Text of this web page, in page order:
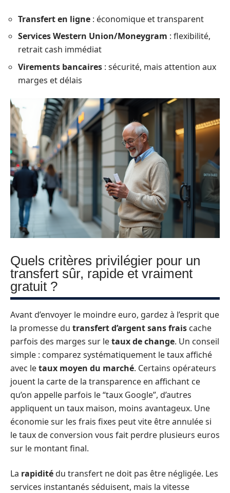
Transfert en ligne : économique et transparent
Services Western Union/Moneygram : flexibilité,
retrait cash immédiat
Virements bancaires : sécurité, mais attention aux
marges et délais
Quels critères privilégier pour un
transfert sûr, rapide et vraiment
gratuit ?
Avant d’envoyer le moindre euro, gardez à l’esprit que
la promesse du transfert d’argent sans frais cache
parfois des marges sur letaux de change. Un conseil
simple : comparez systématiquement le taux affiché
avec letaux moyen du marché. Certains opérateurs
jouent la carte de la transparence en affichant ce
qu’on appelle parfois le “taux Google”, d’autres
appliquent un taux maison, moins avantageux. Une
économie sur les frais fixes peut vite être annulée si
le taux de conversion vous fait perdre plusieurs euros
sur le montant final.
La rapiditédu transfert ne doit pas être négligée. Les
services instantanés séduisent, mais la vitesse